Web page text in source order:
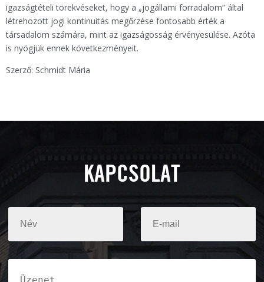
igazságtételi törekvéseket, hogy a „jogállami forradalom” által
létrehozott jogi kontinuitás megőrzése fontosabb érték a
társadalom számára, mint az igazságosság érvényesülése. Azóta
is nyögjük ennek következményeit.
Szerző: Schmidt Mária
KAPCSOLAT